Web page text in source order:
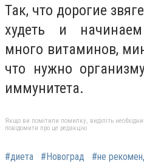
Так, что дорогие
худеть и
много витаминов,
что нужно
иммунитета.
Якщо ви помітили помилку, виділіть
повідомити про це редакцію
#диета #Новоград #не